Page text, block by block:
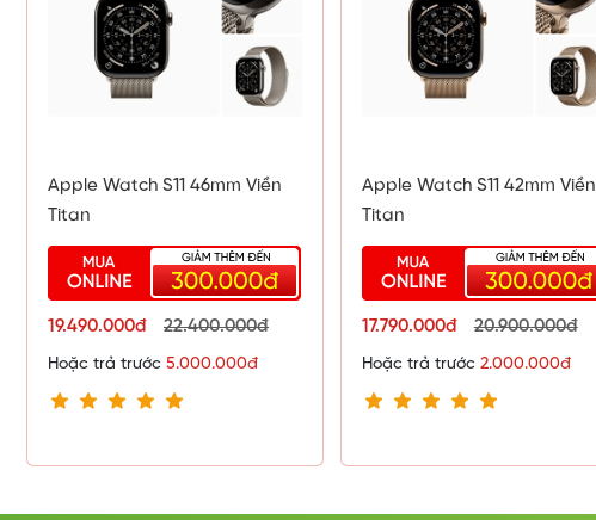
Apple Watch S11 46mm Viền
Titan
19.490.000đ 22.400.000đ
Hoặc trả trước 5.000.000đ
Apple Watch S11 42mm Viền
Titan
17.790.000đ 20.900.000đ
Hoặc trả trước 2.000.000đ